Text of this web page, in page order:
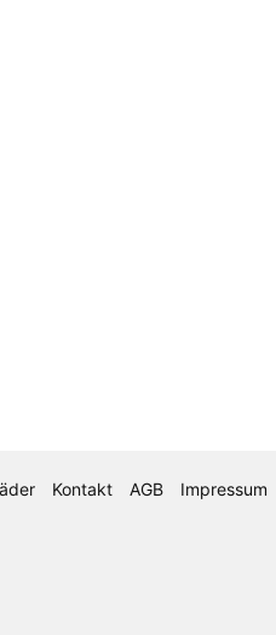
Kontakt AGB Impressum